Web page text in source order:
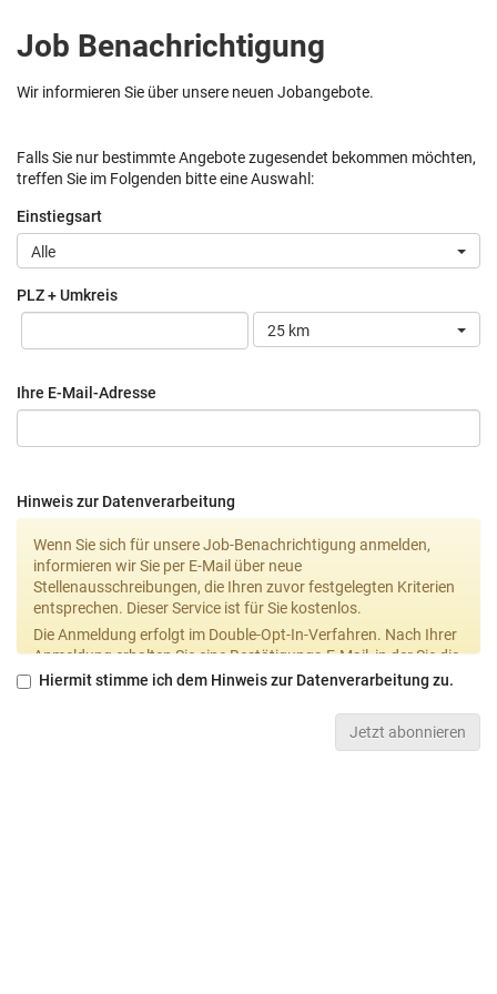
Job Benachrichtigung
Wir informieren Sie über unsere neuen Jobangebote.
Falls Sie nur bestimmte Angebote zugesendet bekommen möchten,
treffen Sie im Folgenden bitte eine Auswahl:
Einstiegsart
Alle
PLZ + Umkreis
25 km
Ihre E-Mail-Adresse
Hinweis zur Datenverarbeitung
Wenn Sie sich für unsere Job-Benachrichtigung anmelden,
informieren wir Sie per E-Mail über neue
Stellenausschreibungen, die Ihren zuvor festgelegten Kriterien
entsprechen. Dieser Service ist für Sie kostenlos.
Die Anmeldung erfolgt im Double-Opt-In-Verfahren. Nach Ihrer
Anmeldung erhalten Sie eine Bestätigungs-E-Mail, in der Sie die
Anmeldung bestätigen müssen. Sie können den Empfang der
Einen Abmeldelink finden Sie in jeder E-Mail. Zur Optimierung
des Job-Benachrichtigungsdienstes messen wir, wie häufig die
Hiermit stimme ich dem Hinweis zur Datenverarbeitung zu.
Jetzt abonnieren